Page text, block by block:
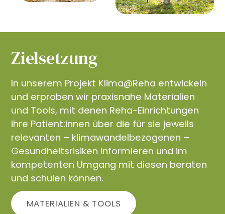
Zielsetzung
In unserem Projekt Klima@Reha entwickeln
und erproben wir praxisnahe Materialien
und Tools, mit denen Reha-Einrichtungen
ihre Patient:innen über die für sie jeweils
relevanten – klimawandelbezogenen –
Gesundheitsrisiken informieren und im
kompetenten Umgang mit diesen beraten
und schulen können.
MATERIALIEN & TOOLS